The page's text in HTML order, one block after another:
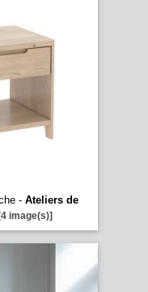
- Ateliers de
[4 image(s)]